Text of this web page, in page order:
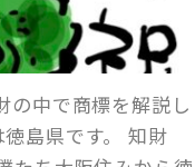
の中で商標を解説し
徳島県です。 知財